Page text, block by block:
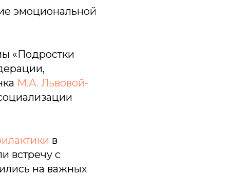
эмоциональной
«Подростки
М.А. Львовой-
в
встречу с
на важных